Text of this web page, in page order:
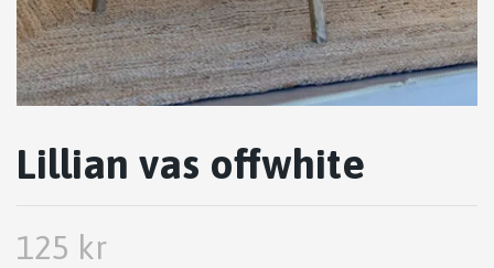
Lillian vas offwhite
125 kr